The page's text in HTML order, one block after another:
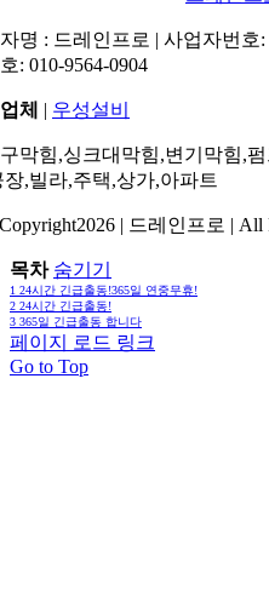
명 : 드레인프로 | 사업자번호
: 010-9564-0904
체 | 우성설비
막힘,싱크대막힘,변기막힘,
장,빌라,주택,상가,아파트
| 드레인프로 | All
목차 숨기기
1 24시간 긴급출동!365일 연중무휴!
2 24시간 긴급출동!
3 365일 긴급출동 합니다
페이지 로드 링크
Go to Top